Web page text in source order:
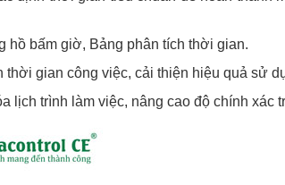
hồ bấm giờ, Bảng phân tích thời gian.
thời gian công việc, cải thiện hiệu quả sử
lịch trình làm việc, nâng cao độ chính xác